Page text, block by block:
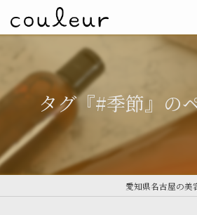
タグ『#季節』の
愛知県名古屋の